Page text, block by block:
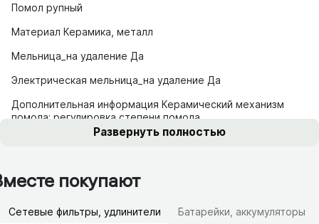
Помол рупный
Материал Керамика, металл
Мельница_на удаление Да
Электрическая мельница_на удаление Да
Дополнительная информация Керамический механизм
помола; регулировка степени помола
Развернуть полностью
покупают
Сетевые фильтры, удлинители Батарейки, аккумуляторы